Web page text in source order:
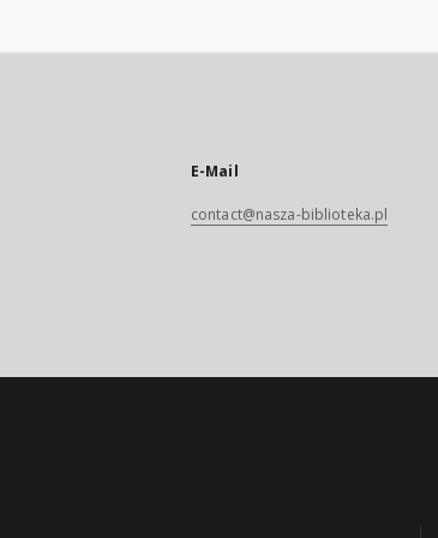
E-Mail
contact@nasza-biblioteka.pl